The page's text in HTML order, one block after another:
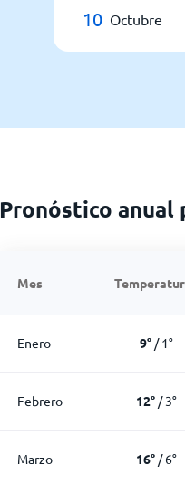
10 Octubre
Pronóstico anual
Mes
Enero 9° /1°
Febrero 12° /3°
Marzo 16° /6°